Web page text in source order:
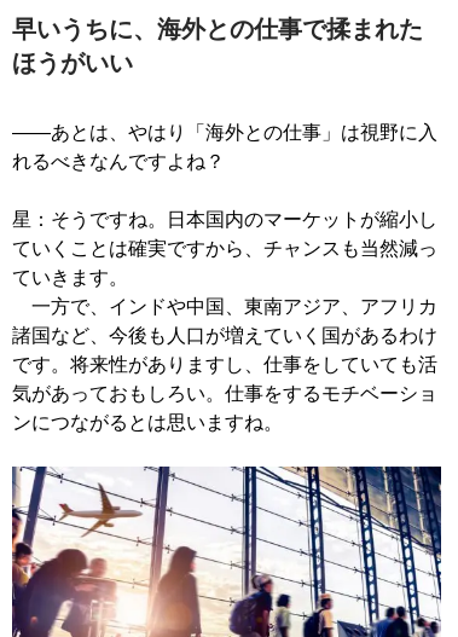
早いうちに、海外との仕事で揉まれた
ほうがいい
――あとは、やはり「海外との仕事」は視野に入
れるべきなんですよね？
星：そうですね。日本国内のマーケットが縮小し
ていくことは確実ですから、チャンスも当然減っ
ていきます。
一方で、インドや中国、東南アジア、アフリカ
諸国など、今後も人口が増えていく国があるわけ
です。将来性がありますし、仕事をしていても活
気があっておもしろい。仕事をするモチベーショ
ンにつながるとは思いますね。